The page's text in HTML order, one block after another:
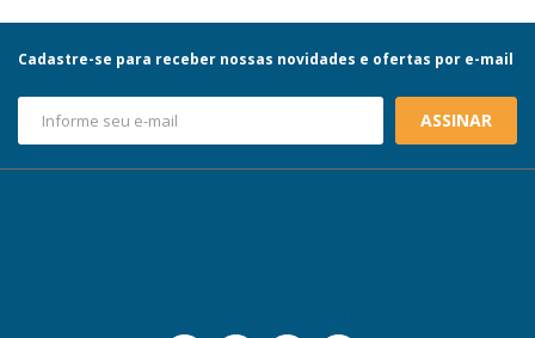
Cadastre-se para receber nossas novidades e ofertas por e-mail
ASSINAR